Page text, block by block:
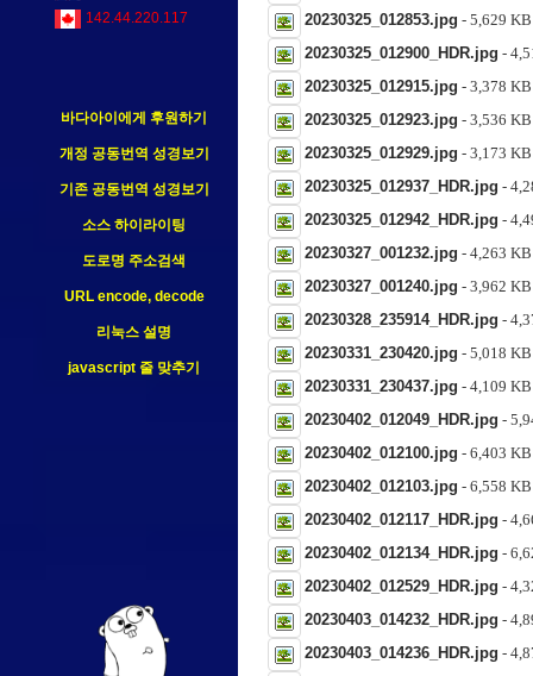
142.44.220.117
바다아이에게 후원하기
개정 공동번역 성경보기
기존 공동번역 성경보기
소스 하이라이팅
도로명 주소검색
URL encode, decode
리눅스 설명
javascript 줄 맞추기
20230325_012853.jpg - 5,629
20230325_012900_HDR.jpg -
20230325_012915.jpg - 3,378
20230325_012923.jpg - 3,536
20230325_012929.jpg - 3,173
20230325_012937_HDR.jpg -
20230325_012942_HDR.jpg -
20230327_001232.jpg - 4,263
20230327_001240.jpg - 3,962
20230328_235914_HDR.jpg -
20230331_230420.jpg - 5,018
20230331_230437.jpg - 4,109
20230402_012049_HDR.jpg -
20230402_012100.jpg - 6,403
20230402_012103.jpg - 6,558
20230402_012117_HDR.jpg -
20230402_012134_HDR.jpg -
20230402_012529_HDR.jpg -
20230403_014232_HDR.jpg -
20230403_014236_HDR.jpg -